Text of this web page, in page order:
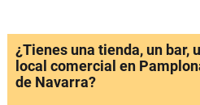
¿Tienes una tienda, un bar,
local comercial en
de Navarra?